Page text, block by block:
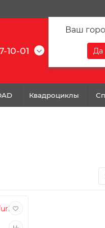
Ваш
10-01
Квадроциклы